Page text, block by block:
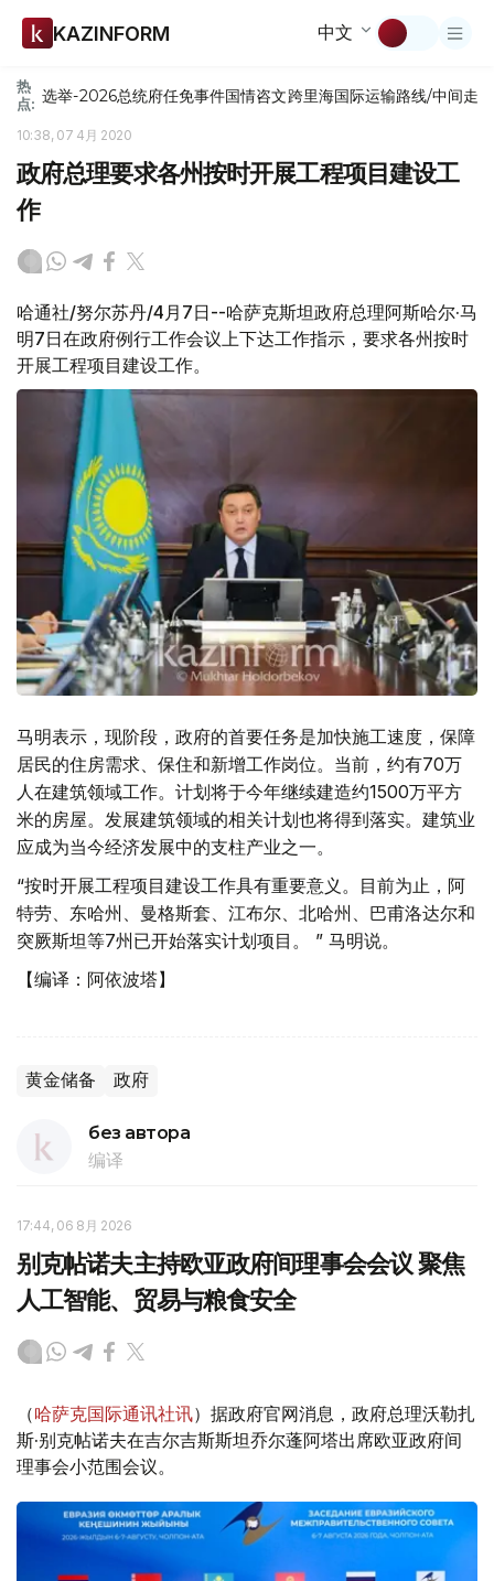
KAZINFORM 中文
热
点: 选举-2026总统府任免事件国情咨文跨里海国际运输路线/中间走廊
10:38, 07 4月 2020
政府总理要求各州按时开展工程项目建设工
作
哈通社/努尔苏丹/4月7日--哈萨克斯坦政府总理阿斯哈尔·马
明7日在政府例行工作会议上下达工作指示，要求各州按时
开展工程项目建设工作。
马明表示，现阶段，政府的首要任务是加快施工速度，保障
居民的住房需求、保住和新增工作岗位。当前，约有70万
人在建筑领域工作。计划将于今年继续建造约1500万平方
米的房屋。发展建筑领域的相关计划也将得到落实。建筑业
应成为当今经济发展中的支柱产业之一。
“按时开展工程项目建设工作具有重要意义。目前为止，阿
特劳、东哈州、曼格斯套、江布尔、北哈州、巴甫洛达尔和
突厥斯坦等7州已开始落实计划项目。 ” 马明说。
【编译：阿依波塔】
黄金储备 政府
без автора
编译
17:44, 06 8月 2026
别克帖诺夫主持欧亚政府间理事会会议 聚焦
人工智能、贸易与粮食安全
（哈萨克国际通讯社讯）据政府官网消息，政府总理沃勒扎
斯·别克帖诺夫在吉尔吉斯斯坦乔尔蓬阿塔出席欧亚政府间
理事会小范围会议。